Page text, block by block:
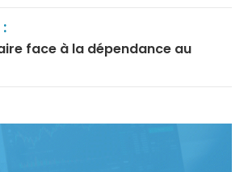
face à la dépendance au